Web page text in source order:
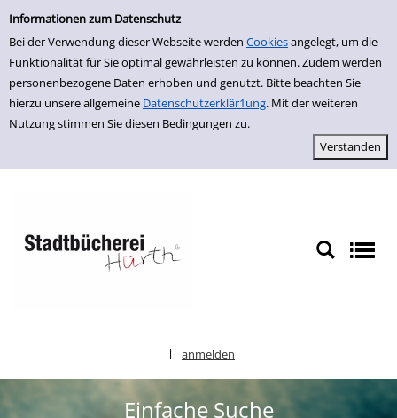
Einfache Suche
Informationen zum Datenschutz
Bei der Verwendung dieser Webseite werden Cookiesangelegt, um die
Funktionalität für Sie optimal gewährleisten zu können. Zudem werden
personenbezogene Daten erhoben und genutzt. Bitte beachten Sie
hierzu unsere allgemeine Datenschutzerklär1ung. Mit der weiteren
Nutzung stimmen Sie diesen Bedingungen zu.
zur Navigation springen
zum Inhalt springen
Zu den Suchfiltern springen
Zur Trefferliste springen
anmelden
Einfache Suche